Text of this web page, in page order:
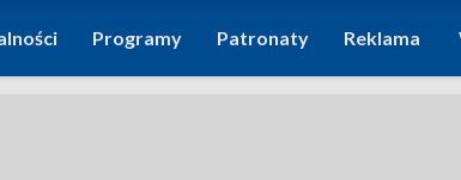
Programy Patronaty Reklama